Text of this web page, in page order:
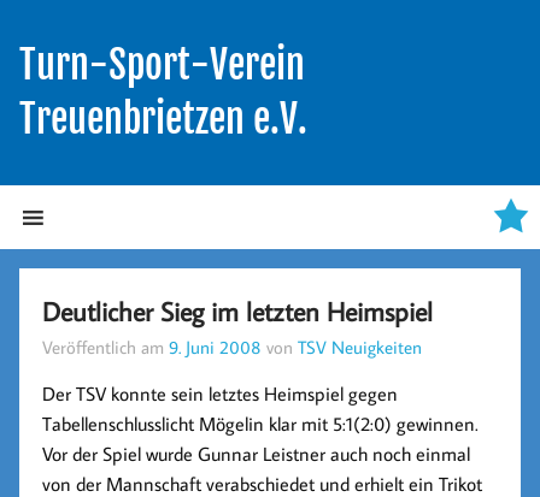
Turn-Sport-Verein
Treuenbrietzen e.V.
Deutlicher Sieg im letzten Heimspiel
Veröffentlich am9. Juni 2008 vonTSV Neuigkeiten
Der TSV konnte sein letztes Heimspiel gegen
Tabellenschlusslicht Mögelin klar mit 5:1(2:0) gewinnen.
Vor der Spiel wurde Gunnar Leistner auch noch einmal
von der Mannschaft verabschiedet und erhielt ein Trikot